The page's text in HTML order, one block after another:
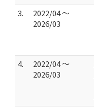
3.
2022/04 ～
2026/03
4.
2022/04 ～
2026/03